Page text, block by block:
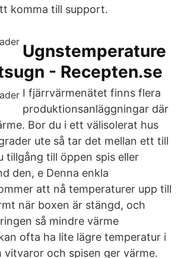
komma till support.
Ugnstemperature
- Recepten.se
I fjärrvärmenätet finns flera
produktionsanläggningar där
Bor du i ett välisolerat hus
ute så tar det mellan ett till
tillgång till öppen spis eller
den, e Denna enkla
att nå temperaturer upp till
när boxen är stängd, och
så mindre värme
ofta ha lite lägre temperatur i
och spisen ger värme.